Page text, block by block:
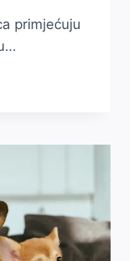
primjećuju